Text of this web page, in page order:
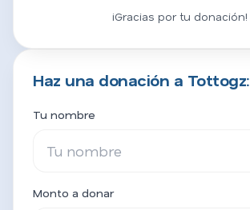
¡Gracias por tu donación!
Haz una donación a Tottogz:
Tu nombre
Monto a donar